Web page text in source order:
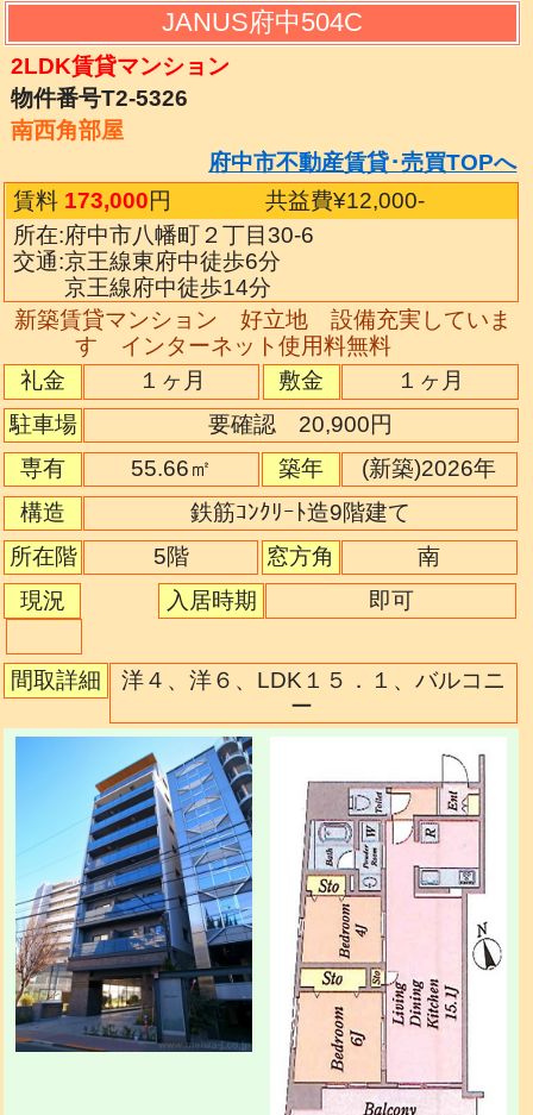
JANUS府中504C
2LDK賃貸マンション
物件番号T2-5326
南西角部屋
府中市不動産賃貸･売買TOPへ
賃料 173,000円 共益費¥12,000-
所在:府中市八幡町２丁目30-6
交通:京王線東府中徒歩6分
京王線府中徒歩14分
新築賃貸マンション 好立地 設備充実していま
す インターネット使用料無料
礼金
１ヶ月 敷金
１ヶ月
駐車場
要確認 20,900円
専有
55.66㎡ 築年
(新築)2026年
構造
鉄筋ｺﾝｸﾘｰﾄ造9階建て
所在階
5階 窓方角
南
現況
入居時期 即可
間取詳細
洋４、洋６、LDK１５．１、バルコニ
ー